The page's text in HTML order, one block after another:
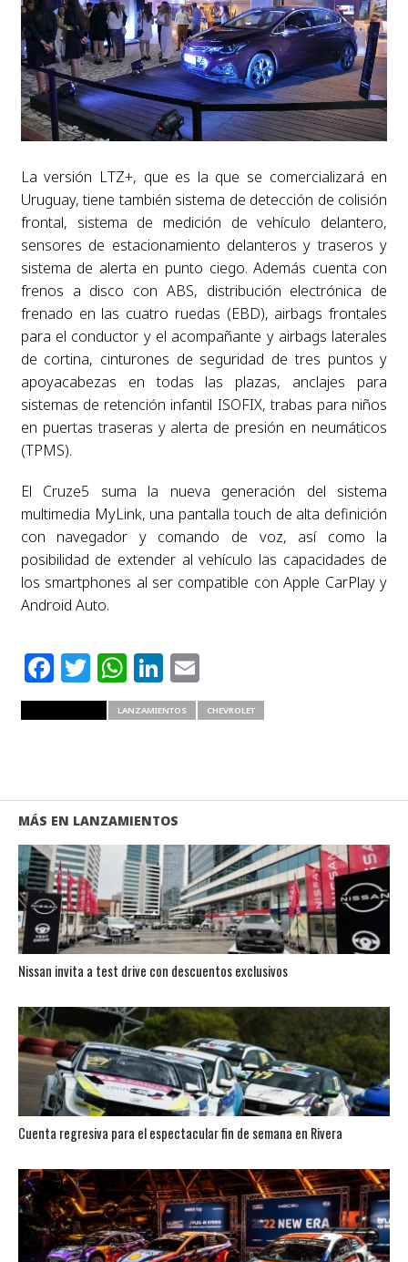
La versión LTZ+, que es la que se comercializará en
Uruguay, tiene también sistema de detección de colisión
frontal, sistema de medición de vehículo delantero,
sensores de estacionamiento delanteros y traseros y
sistema de alerta en punto ciego. Además cuenta con
frenos a disco con ABS, distribución electrónica de
frenado en las cuatro ruedas (EBD), airbags frontales
para el conductor y el acompañante y airbags laterales
de cortina, cinturones de seguridad de tres puntos y
apoyacabezas en todas las plazas, anclajes para
sistemas de retención infantil ISOFIX, trabas para niños
en puertas traseras y alerta de presión en neumáticos
(TPMS).
El Cruze5 suma la nueva generación del sistema
multimedia MyLink, una pantalla touch de alta definición
con navegador y comando de voz, así como la
posibilidad de extender al vehículo las capacidades de
los smartphones al ser compatible con Apple CarPlay y
Android Auto.
Facebook
Twitter
WhatsApp
LinkedIn
Email
LANZAMIENTOS CHEVROLET
MÁS EN LANZAMIENTOS
Nissan invita a test drive con descuentos exclusivos
Cuenta regresiva para el espectacular fin de semana en Rivera